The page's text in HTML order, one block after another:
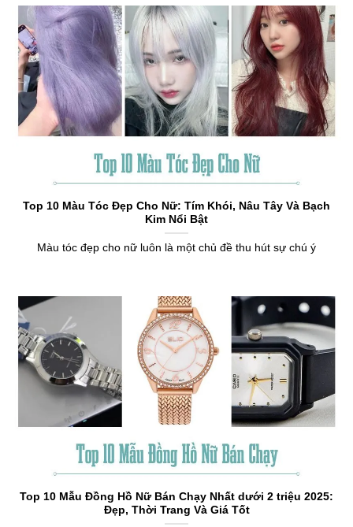
Top 10 Màu Tóc Đẹp Cho Nữ: Tím Khói, Nâu Tây Và Bạch
Kim Nổi Bật
Màu tóc đẹp cho nữ luôn là một chủ đề thu hút sự chú ý
Top 10 Mẫu Đồng Hồ Nữ Bán Chạy Nhất dưới 2 triệu 2025:
Đẹp, Thời Trang Và Giá Tốt